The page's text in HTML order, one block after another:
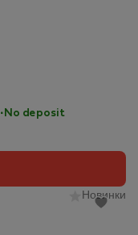
· No deposit
Новинки